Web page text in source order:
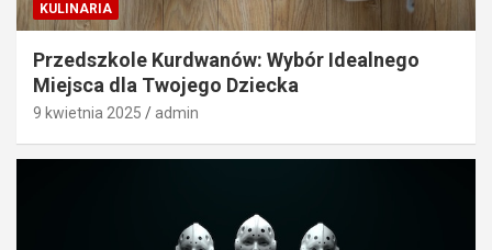
KULINARIA
Przedszkole Kurdwanów: Wybór Idealnego
Miejsca dla Twojego Dziecka
9 kwietnia 2025 admin